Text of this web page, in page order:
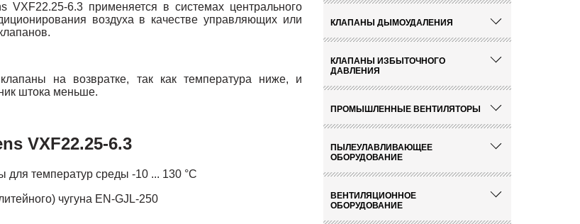
VXF22.25-6.3 применяется в системах центрального
воздуха в качестве управляющих или
клапаны на возвратке, так как температура ниже, и
штока меньше.
VXF22.25-6.3
для температур среды -10 ... 130 °C
чугуна EN-GJL-250
КЛАПАНЫ ДЫМОУДАЛЕНИЯ
КЛАПАНЫ ИЗБЫТОЧНОГО
ДАВЛЕНИЯ
ПРОМЫШЛЕННЫЕ ВЕНТИЛЯТОРЫ
ПЫЛЕУЛАВЛИВАЮЩЕЕ
ОБОРУДОВАНИЕ
ВЕНТИЛЯЦИОННОЕ
ОБОРУДОВАНИЕ